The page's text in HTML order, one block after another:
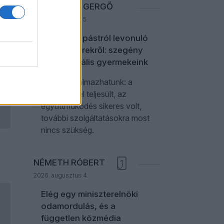
NEFELEJCS GERGŐ
2026. augusztus 5.
A politikai pástról levonuló
influenszerekről: szegény
paraszociális gyermekeink
Úgy is fogalmazhatunk: a
kampánycél teljesült, az
együttműködés sikeres volt,
további szolgáltatásokra most
nincs szükség.
NÉMETH RÓBERT
2026. augusztus 4.
1
Elég egy miniszterelnöki
odamordulás, és a
független közmédia